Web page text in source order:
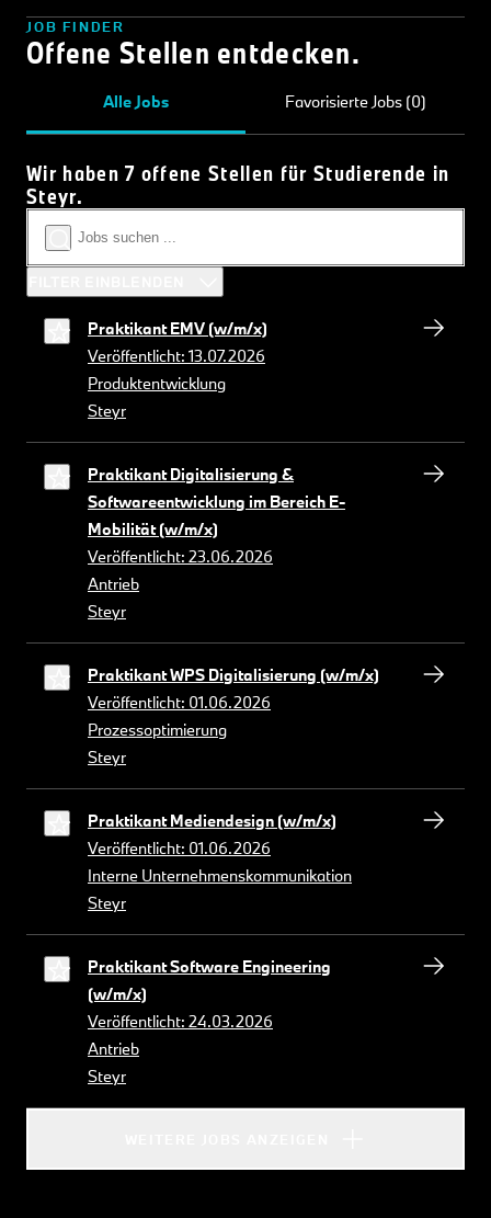
JOB FINDER
Offene Stellen entdecken.
Alle Jobs Favorisierte Jobs (0)
Wir haben 7 offene Stellen für Studierende in
Steyr.
Praktikant EMV (w/m/x)
Veröffentlicht: 13.07.2026
Produktentwicklung
Steyr
Praktikant Digitalisierung &
Softwareentwicklung im Bereich E-
Mobilität (w/m/x)
Veröffentlicht: 23.06.2026
Antrieb
Steyr
Praktikant WPS Digitalisierung (w/m/x)
Veröffentlicht: 01.06.2026
Prozessoptimierung
Steyr
Praktikant Mediendesign (w/m/x)
Veröffentlicht: 01.06.2026
Interne Unternehmenskommunikation
Steyr
Praktikant Software Engineering
(w/m/x)
Veröffentlicht: 24.03.2026
Antrieb
Steyr